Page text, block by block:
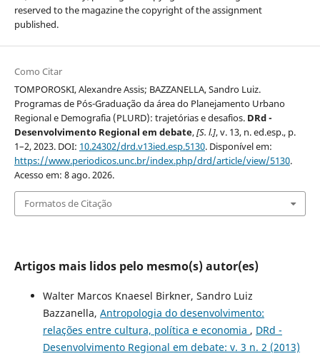
reserved to the magazine the copyright of the assignment
published.
Como Citar
TOMPOROSKI, Alexandre Assis; BAZZANELLA, Sandro Luiz.
Programas de Pós-Graduação da área do Planejamento Urbano
Regional e Demografia (PLURD): trajetórias e desafios. DRd -
Desenvolvimento Regional em debate,[S. l.], v. 13, n. ed.esp., p.
1–2, 2023. DOI: 10.24302/drd.v13ied.esp.5130. Disponível em:
https://www.periodicos.unc.br/index.php/drd/article/view/5130.
Acesso em: 8 ago. 2026.
Formatos de Citação
Artigos mais lidos pelo mesmo(s) autor(es)
Walter Marcos Knaesel Birkner, Sandro Luiz
Bazzanella, Antropologia do desenvolvimento:
relações entre cultura, política e economia , DRd -
Desenvolvimento Regional em debate: v. 3 n. 2 (2013)